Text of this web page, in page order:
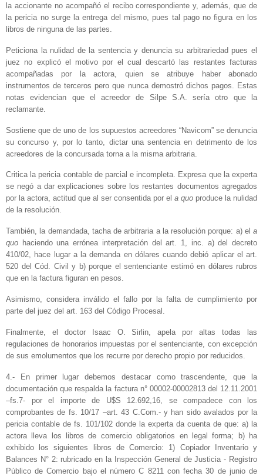
la accionante no acompañó el recibo correspondiente y, además, que de
la pericia no surge la entrega del mismo, pues tal pago no figura en los
libros de ninguna de las partes.
Peticiona la nulidad de la sentencia y denuncia su arbitrariedad pues el
juez no explicó el motivo por el cual descartó las restantes facturas
acompañadas por la actora, quien se atribuye haber abonado
instrumentos de terceros pero que nunca demostró dichos pagos. Estas
notas evidencian que el acreedor de Silpe S.A. sería otro que la
reclamante.
Sostiene que de uno de los supuestos acreedores “Navicom” se denuncia
su concurso y, por lo tanto, dictar una sentencia en detrimento de los
acreedores de la concursada torna a la misma arbitraria.
Critica la pericia contable de parcial e incompleta. Expresa que la experta
se negó a dar explicaciones sobre los restantes documentos agregados
por la actora, actitud que al ser consentida por el a quo produce la nulidad
de la resolución.
También, la demandada, tacha de arbitraria a la resolución porque: a) el a
quo haciendo una errónea interpretación del art. 1, inc. a) del decreto
410/02, hace lugar a la demanda en dólares cuando debió aplicar el art.
520 del Cód. Civil y b) porque el sentenciante estimó en dólares rubros
que en la factura figuran en pesos.
Asimismo, considera inválido el fallo por la falta de cumplimiento por
parte del juez del art. 163 del Código Procesal.
Finalmente, el doctor Isaac O. Sirlin, apela por altas todas las
regulaciones de honorarios impuestas por el sentenciante, con excepción
de sus emolumentos que los recurre por derecho propio por reducidos.
4.- En primer lugar debemos destacar como trascendente, que la
documentación que respalda la factura n° 00002-00002813 del 12.11.2001
–fs.7- por el importe de U$S 12.692,16, se compadece con los
comprobantes de fs. 10/17 –art. 43 C.Com.- y han sido avalados por la
pericia contable de fs. 101/102 donde la experta da cuenta de que: a) la
actora lleva los libros de comercio obligatorios en legal forma; b) ha
exhibido los siguientes libros de Comercio: 1) Copiador Inventario y
Balances N° 2: rubricado en la Inspección General de Justicia - Registro
Público de Comercio bajo el número C 8211 con fecha 30 de junio de